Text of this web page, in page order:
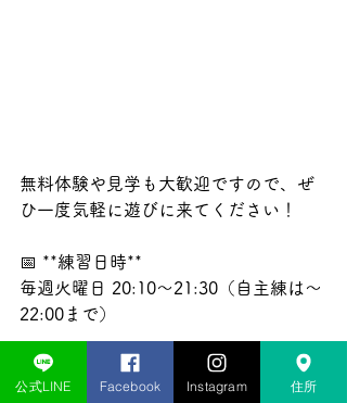
無料体験や見学も大歓迎ですので、ぜ
ひ一度気軽に遊びに来てください！
📅 **練習日時**
毎週火曜日 20:10～21:30（自主練は～
22:00まで）
🔗 **無料体験の申込みはこちらから👇
**
公式LINE Facebook Instagram 住所